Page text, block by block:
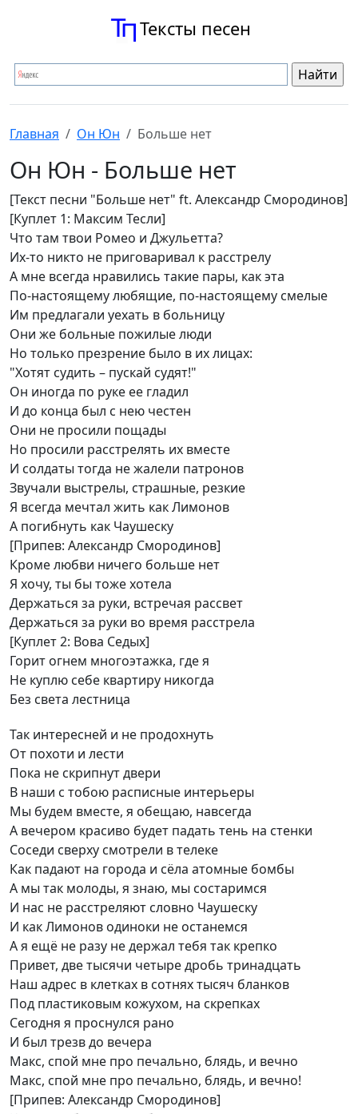
Тексты песен
Главная Он Юн Больше нет
Он Юн - Больше нет
[Текст песни "Больше нет" ft. Александр Смородинов]
[Куплет 1: Максим Тесли]
Что там твои Ромео и Джульетта?
Их-то никто не приговаривал к расстрелу
А мне всегда нравились такие пары, как эта
По-настоящему любящие, по-настоящему смелые
Им предлагали уехать в больницу
Они же больные пожилые люди
Но только презрение было в их лицах:
"Хотят судить – пускай судят!"
Он иногда по руке ее гладил
И до конца был с нею честен
Они не просили пощады
Но просили расстрелять их вместе
И солдаты тогда не жалели патронов
Звучали выстрелы, страшные, резкие
Я всегда мечтал жить как Лимонов
А погибнуть как Чаушеску
[Припев: Александр Смородинов]
Кроме любви ничего больше нет
Я хочу, ты бы тоже хотела
Держаться за руки, встречая рассвет
Держаться за руки во время расстрела
[Куплет 2: Вова Седых]
Горит огнем многоэтажка, где я
Не куплю себе квартиру никогда
Без света лестница
Так интересней и не продохнуть
От похоти и лести
Пока не скрипнут двери
В наши с тобою расписные интерьеры
Мы будем вместе, я обещаю, навсегда
А вечером красиво будет падать тень на стенки
Соседи сверху смотрели в телеке
Как падают на города и сёла атомные бомбы
А мы так молоды, я знаю, мы состаримся
И нас не расстреляют словно Чаушеску
И как Лимонов одиноки не останемся
А я ещё не разу не держал тебя так крепко
Привет, две тысячи четыре дробь тринадцать
Наш адрес в клетках в сотнях тысяч бланков
Под пластиковым кожухом, на скрепках
Сегодня я проснулся рано
И был трезв до вечера
Макс, спой мне про печально, блядь, и вечно
Макс, спой мне про печально, блядь, и вечно!
[Припев: Александр Смородинов]